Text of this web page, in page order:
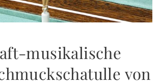
musikalische
von